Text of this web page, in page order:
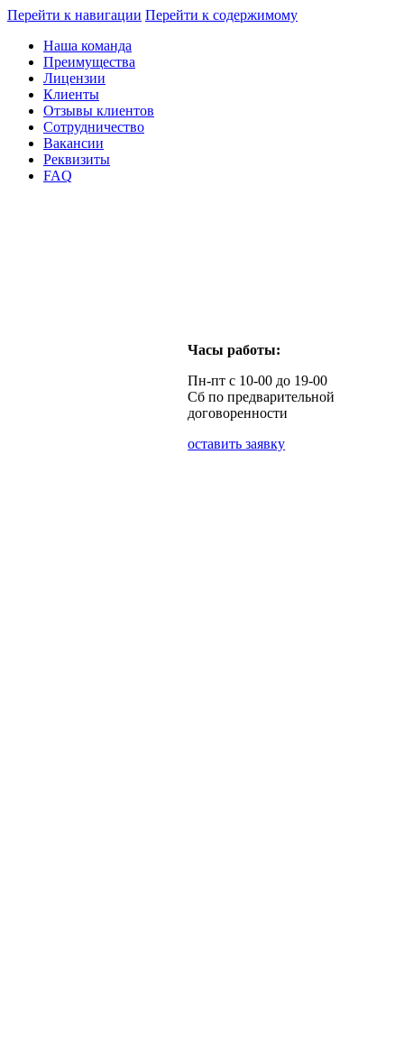
Перейти к навигации Перейти к содержимому
Наша команда
Преимущества
Лицензии
Клиенты
Отзывы клиентов
Сотрудничество
Вакансии
Реквизиты
FAQ
Часы работы:
Пн-пт с 10-00 до 19-00
Сб по предварительной
договоренности
оставить заявку